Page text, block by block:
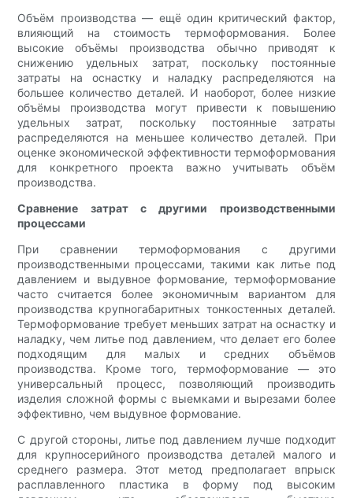
Объём производства — ещё один критический фактор,
влияющий на стоимость термоформования. Более
высокие объёмы производства обычно приводят к
снижению удельных затрат, поскольку постоянные
затраты на оснастку и наладку распределяются на
большее количество деталей. И наоборот, более низкие
объёмы производства могут привести к повышению
удельных затрат, поскольку постоянные затраты
распределяются на меньшее количество деталей. При
оценке экономической эффективности термоформования
для конкретного проекта важно учитывать объём
производства.
Сравнение затрат с другими производственными
процессами
При сравнении термоформования с другими
производственными процессами, такими как литье под
давлением и выдувное формование, термоформование
часто считается более экономичным вариантом для
производства крупногабаритных тонкостенных деталей.
Термоформование требует меньших затрат на оснастку и
наладку, чем литье под давлением, что делает его более
подходящим для малых и средних объёмов
производства. Кроме того, термоформование — это
универсальный процесс, позволяющий производить
изделия сложной формы с выемками и вырезами более
эффективно, чем выдувное формование.
С другой стороны, литье под давлением лучше подходит
для крупносерийного производства деталей малого и
среднего размера. Этот метод предполагает впрыск
расплавленного пластика в форму под высоким